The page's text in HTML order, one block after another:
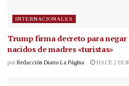
INTERNACIONALES
Trump firma decreto para
nacidos de madres «turistas»
por Redacción Diario La Página HACE 2